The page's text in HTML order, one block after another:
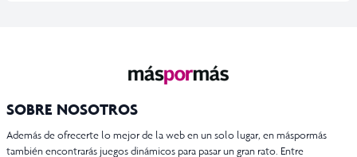
SOBRE NOSOTROS
Además de ofrecerte lo mejor de la web en un solo lugar, en máspormás
también encontrarás juegos dinámicos para pasar un gran rato. Entre